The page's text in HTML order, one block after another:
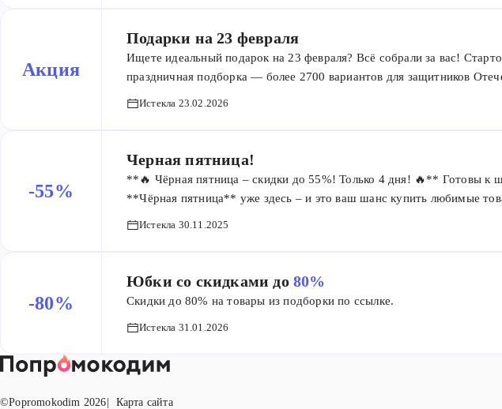
Акция
Подарки на 23 февраля
Ищете идеальный подарок на 23 февраля? Всё собрали за вас!
праздничная подборка — более 2700 вариантов для защитников
Истекла 23.02.2026
-55%
Черная пятница!
**🔥 Чёрная пятница – скидки до 55%! Только 4 дня! 🔥** Готовы к
**Чёрная пятница** уже здесь – и это ваш шанс купить любимые
Истекла 30.11.2025
-80%
Юбки со скидками до80%
Скидки до 80% на товары из подборки по ссылке.
Истекла 31.01.2026
©Popromokodim 2026 Карта сайта